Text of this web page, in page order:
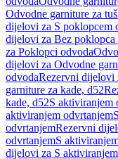
Odvodne garniture za
dijelovi za S poklopcem
dijelovi za Bez poklopca
za Poklopci odvoda
dijelovi za Odvodne
odvodaRezervni dijelovi
garniture za kade, d52
kade, d52S aktiviranjem
aktiviranjem odvrtanjem
odvrtanjemRezervni
odvrtanjemS
dijelovi za S